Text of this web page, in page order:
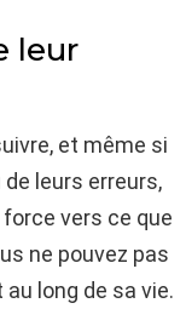
leur
et même si
leurs erreurs,
force vers ce que
ne pouvez pas
long de sa vie.